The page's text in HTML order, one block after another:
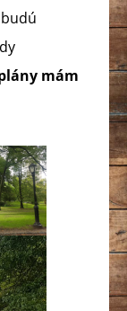
mám